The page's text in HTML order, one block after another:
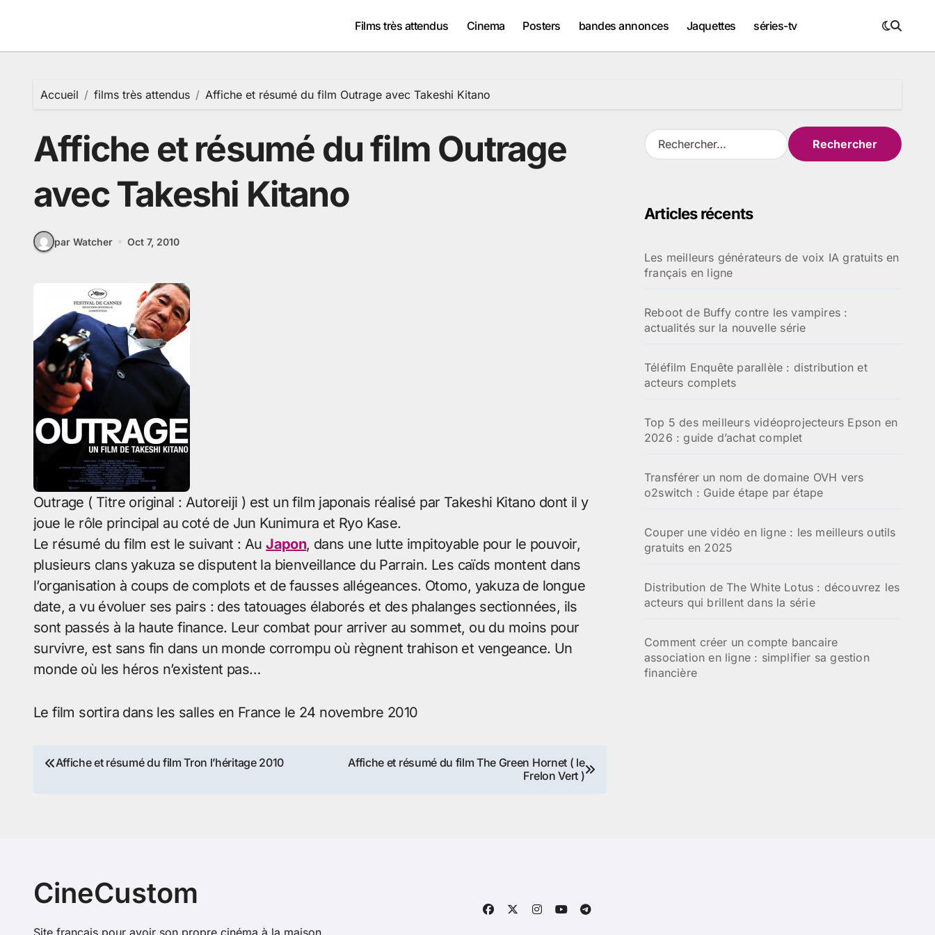
Films très attendus Cinema Posters bandes annonces Jaquettes séries-tv
Accueil films très attendus Affiche et résumé du film Outrage avec Takeshi Kitano
Affiche et résumé du film Outrage
avec Takeshi Kitano
par Watcher Oct 7, 2010
Outrage ( Titre original : Autoreiji ) est un film japonais réalisé par Takeshi Kitano dont il y
joue le rôle principal au coté de Jun Kunimura et Ryo Kase.
Le résumé du film est le suivant : AuJapon, dans une lutte impitoyable pour le pouvoir,
plusieurs clans yakuza se disputent la bienveillance du Parrain. Les caïds montent dans
l’organisation à coups de complots et de fausses allégeances. Otomo, yakuza de longue
date, a vu évoluer ses pairs : des tatouages élaborés et des phalanges sectionnées, ils
sont passés à la haute finance. Leur combat pour arriver au sommet, ou du moins pour
survivre, est sans fin dans un monde corrompu où règnent trahison et vengeance. Un
monde où les héros n’existent pas…
Le film sortira dans les salles en France le 24 novembre 2010
Navigation
Affiche et résumé du film Tron l’héritage 2010
Affiche et résumé du film The Green Hornet ( le
Frelon Vert )
R
e
r
e
r
Articles récents
Les meilleurs générateurs de voix IA gratuits en
français en ligne
Reboot de Buffy contre les vampires :
actualités sur la nouvelle série
Téléfilm Enquête parallèle : distribution et
acteurs complets
Top 5 des meilleurs vidéoprojecteurs Epson en
2026 : guide d’achat complet
Transférer un nom de domaine OVH vers
o2switch : Guide étape par étape
Couper une vidéo en ligne : les meilleurs outils
gratuits en 2025
Distribution de The White Lotus : découvrez les
acteurs qui brillent dans la série
Comment créer un compte bancaire
association en ligne : simplifier sa gestion
financière
CineCustom
Site français pour avoir son propre cinéma à la maison